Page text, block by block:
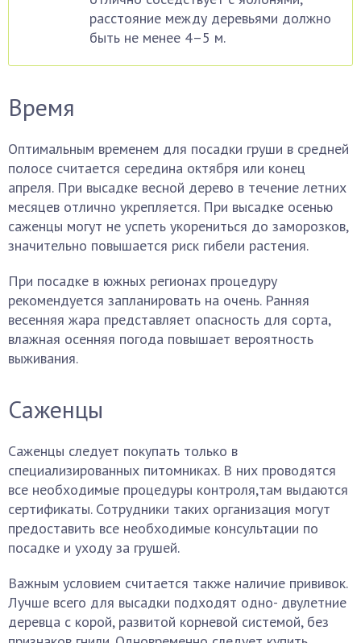
расстояние между деревьями должно
быть не менее 4–5 м.
Время
Оптимальным временем для посадки груши в средней
полосе считается середина октября или конец
апреля. При высадке весной дерево в течение летних
месяцев отлично укрепляется. При высадке осенью
саженцы могут не успеть укорениться до заморозков,
значительно повышается риск гибели растения.
При посадке в южных регионах процедуру
рекомендуется запланировать на очень. Ранняя
весенняя жара представляет опасность для сорта,
влажная осенняя погода повышает вероятность
выживания.
Саженцы
Саженцы следует покупать только в
специализированных питомниках. В них проводятся
все необходимые процедуры контроля,там выдаются
сертификаты. Сотрудники таких организация могут
предоставить все необходимые консультации по
посадке и уходу за грушей.
Важным условием считается также наличие прививок.
Лучше всего для высадки подходят одно- двулетние
деревца с корой, развитой корневой системой, без